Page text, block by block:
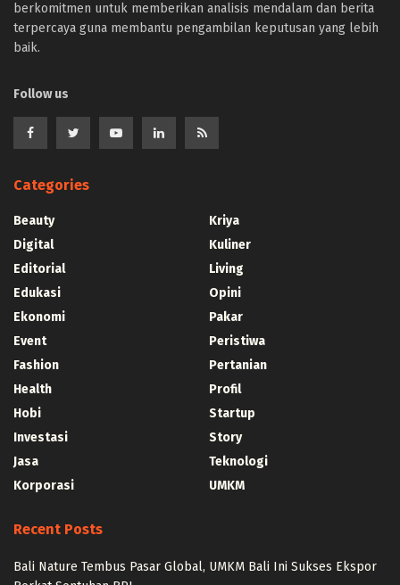
berkomitmen untuk memberikan analisis mendalam dan berita
terpercaya guna membantu pengambilan keputusan yang lebih
baik.
Follow us
Categories
Beauty
Digital
Editorial
Edukasi
Ekonomi
Event
Fashion
Health
Hobi
Investasi
Jasa
Korporasi
Kriya
Kuliner
Living
Opini
Pakar
Peristiwa
Pertanian
Profil
Startup
Story
Teknologi
UMKM
Recent Posts
Bali Nature Tembus Pasar Global, UMKM Bali Ini Sukses Ekspor